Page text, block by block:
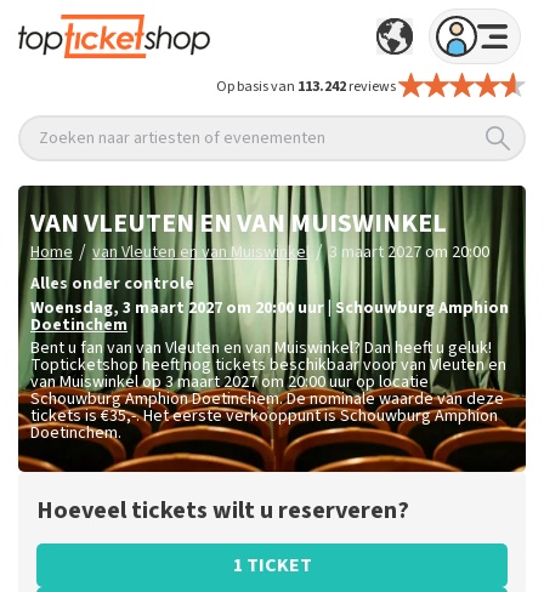
Op basis van 113.242reviews
Zoeken naar artiesten of evenementen
VAN VLEUTEN EN VAN MUISWINKEL
Home / van Vleuten en van Muiswinkel / 3 maart 2027 om 20:00
Alles onder controle
woensdag, 3 maart 2027 om 20:00 uur |Schouwburg Amphion
Doetinchem
Bent u fan van van Vleuten en van Muiswinkel? Dan heeft u geluk!
Topticketshop heeft nog tickets beschikbaar voor van Vleuten en
van Muiswinkel op 3 maart 2027 om 20:00 uur op locatie
Schouwburg Amphion Doetinchem. De nominale waarde van deze
tickets is€35,-. Het eerste verkooppunt is Schouwburg Amphion
Doetinchem.
Hoeveel tickets wilt u reserveren?
1 TICKET